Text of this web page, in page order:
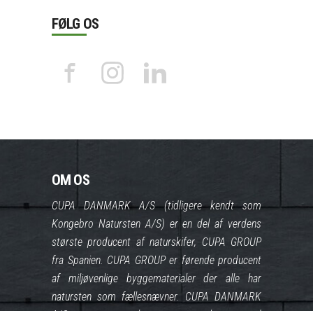
FØLG OS
OM OS
CUPA DANMARK A/S (tidligere kendt som
Kongebro Natursten A/S) er en del af verdens
største producent af naturskifer, CUPA GROUP
fra Spanien. CUPA GROUP er førende producent
af miljøvenlige byggematerialer der alle har
natursten som fællesnævner. CUPA DANMARK